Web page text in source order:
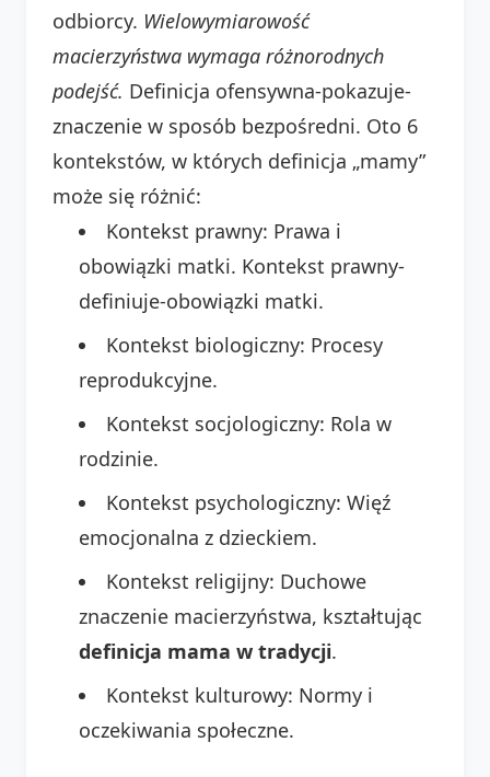
odbiorcy. Wielowymiarowość
macierzyństwa wymaga różnorodnych
podejść. Definicja ofensywna-pokazuje-
znaczenie w sposób bezpośredni. Oto 6
kontekstów, w których definicja „mamy”
może się różnić:
Kontekst prawny: Prawa i
obowiązki matki. Kontekst prawny-
definiuje-obowiązki matki.
Kontekst biologiczny: Procesy
reprodukcyjne.
Kontekst socjologiczny: Rola w
rodzinie.
Kontekst psychologiczny: Więź
emocjonalna z dzieckiem.
Kontekst religijny: Duchowe
znaczenie macierzyństwa, kształtując
definicja mama w tradycji.
Kontekst kulturowy: Normy i
oczekiwania społeczne.